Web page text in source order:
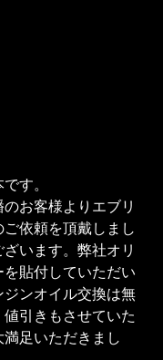
す。
お客様よりエブリ
依頼を頂戴しまし
います。弊社オリ
貼付していただい
ンオイル交換は無
引きもさせていた
足いただきまし